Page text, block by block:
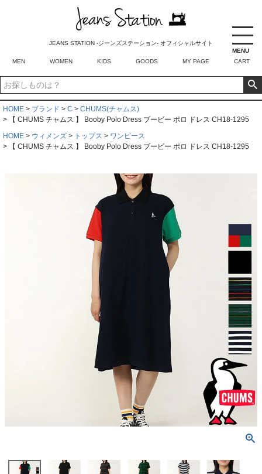
MENU
JEANS STATION -ジーンズステーション- オフィシャルサイト
MEN WOMEN KIDS GOODS MY PAGE CART
HOME ブランド C
CHUMS(チャムス)
【 CHUMS チャムス 】 Booby Polo Dress ブービー ポロ ドレス CH18-1295
HOME
ウィメンズ トップス
ワンピース
【 CHUMS チャムス 】 Booby Polo Dress ブービー ポロ ドレス CH18-1295